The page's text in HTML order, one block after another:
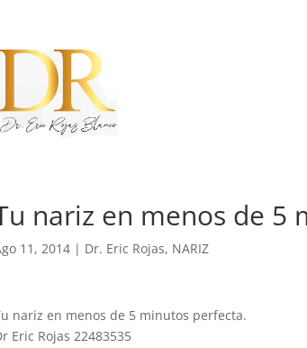
nariz en menos de 5
11, 2014| Dr. Eric Rojas, NARIZ
nariz en menos de 5 minutos perfecta.
Eric Rojas 22483535